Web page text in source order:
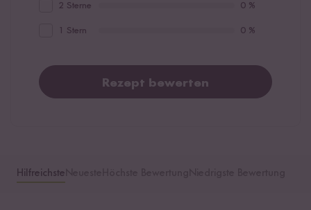
2 Sterne 0 %
1 Stern 0 %
Rezept bewerten
Hilfreichste